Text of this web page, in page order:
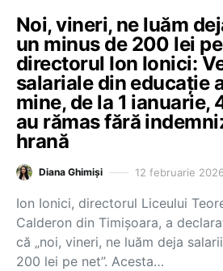
Noi, vineri, ne luăm
un minus de 200 lei
directorul Ion Ionici:
salariale din educație
mine, de la 1 ianuarie,
au rămas fără
hrană
Diana Ghimiși 12 februarie 2026
Ion Ionici, directorul Liceului
Calderon din Timișoara, a
că „noi, vineri, ne luăm deja
200 lei pe net”. Acesta…